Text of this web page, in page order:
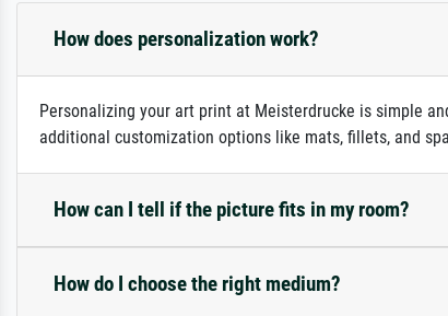
How does personalization work?
Personalizing your art print at Meisterdrucke is simple
additional customization options like mats, fillets, and
How can I tell if the picture fits in my room?
How do I choose the right medium?